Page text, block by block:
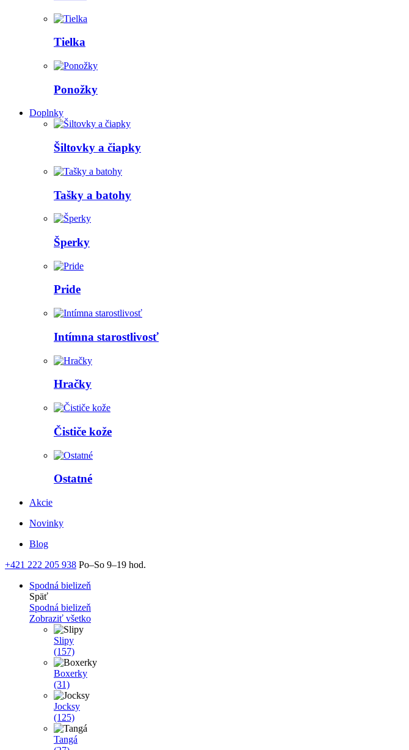
Tielka
Ponožky
Doplnky
Šiltovky a čiapky
Tašky a batohy
Šperky
Pride
Intímna starostlivosť
Hračky
Čističe kože
Ostatné
Akcie
Novinky
Blog
+421 222 205 938 Po–So 9–19 hod.
Spodná bielizeň
Späť
Spodná bielizeň
Zobraziť všetko
Slipy
(157)
Boxerky
(31)
Jocksy
(125)
Tangá